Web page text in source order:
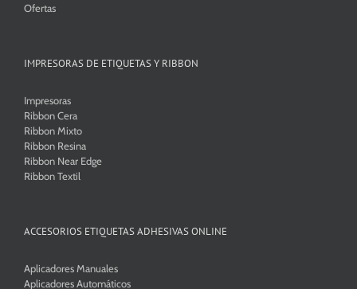
Ofertas
IMPRESORAS DE ETIQUETAS Y RIBBON
Impresoras
Ribbon Cera
Ribbon Mixto
Ribbon Resina
Ribbon Near Edge
Ribbon Textil
ACCESORIOS ETIQUETAS ADHESIVAS ONLINE
Aplicadores Manuales
Aplicadores Automáticos